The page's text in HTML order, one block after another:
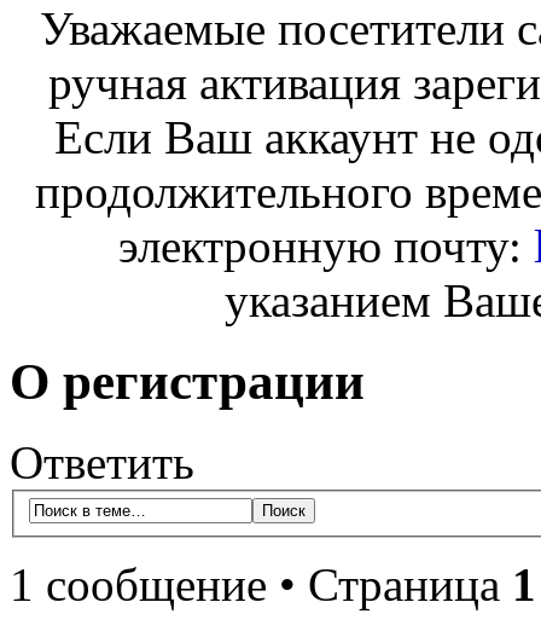
Уважаемые посетители
ручная активация
Если Ваш аккаунт не
продолжительного
электронную почту:
указанием
О регистрации
Ответить
1 сообщение • Страница 1